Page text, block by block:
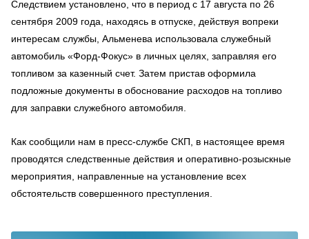
Следствием установлено, что в период с 17 августа по 26
сентября 2009 года, находясь в отпуске, действуя вопреки
интересам службы, Альменева использовала служебный
автомобиль «Форд-Фокус» в личных целях, заправляя его
топливом за казенный счет. Затем пристав оформила
подложные документы в обоснование расходов на топливо
для заправки служебного автомобиля.
Как сообщили нам в пресс-службе СКП, в настоящее время
проводятся следственные действия и оперативно-розыскные
мероприятия, направленные на установление всех
обстоятельств совершенного преступления.